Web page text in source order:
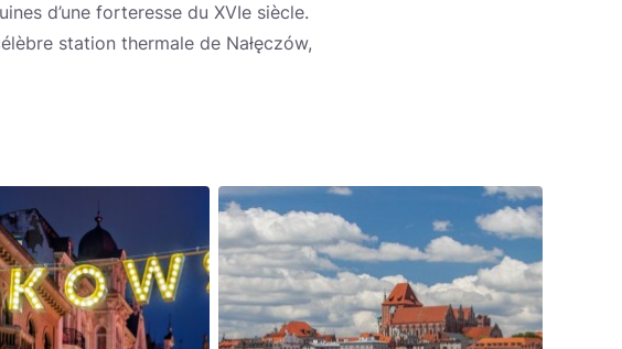
d’une forteresse du XVIe siècle.
station thermale de Nałęczów,